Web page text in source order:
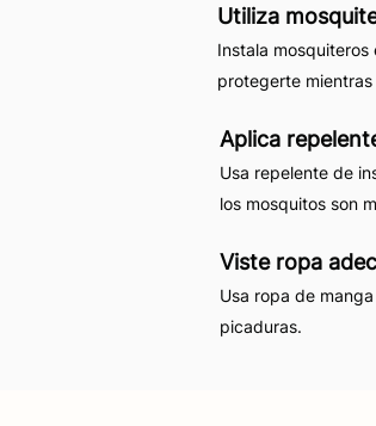
Utiliza
Instala
protegerte mientras
Aplica
Usa repelente de
los mosquitos son
Viste ropa
Usa ropa de
picaduras.